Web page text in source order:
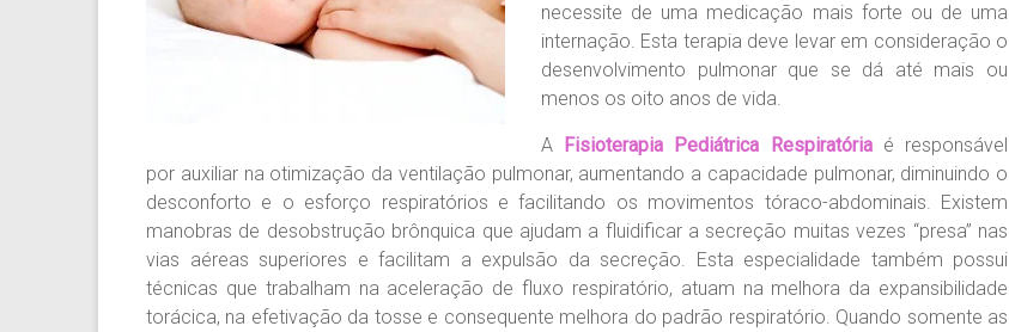
necessite de uma medicação mais forte ou de uma
internação. Esta terapia deve levar em consideração o
desenvolvimento pulmonar que se dá até mais ou
menos os oito anos de vida.
A Fisioterapia Pediátrica Respiratóriaé responsável
por auxiliar na otimização da ventilação pulmonar, aumentando a capacidade pulmonar, diminuindo o
desconforto e o esforço respiratórios e facilitando os movimentos tóraco-abdominais. Existem
manobras de desobstrução brônquica que ajudam a fluidificar a secreção muitas vezes “presa” nas
vias aéreas superiores e facilitam a expulsão da secreção. Esta especialidade também possui
técnicas que trabalham na aceleração de fluxo respiratório, atuam na melhora da expansibilidade
torácica, na efetivação da tosse e consequente melhora do padrão respiratório. Quando somente as